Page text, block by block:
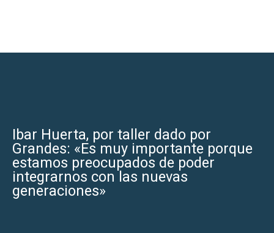
Ibar Huerta, por taller dado por
Grandes: «Es muy importante porque
estamos preocupados de poder
integrarnos con las nuevas
generaciones»